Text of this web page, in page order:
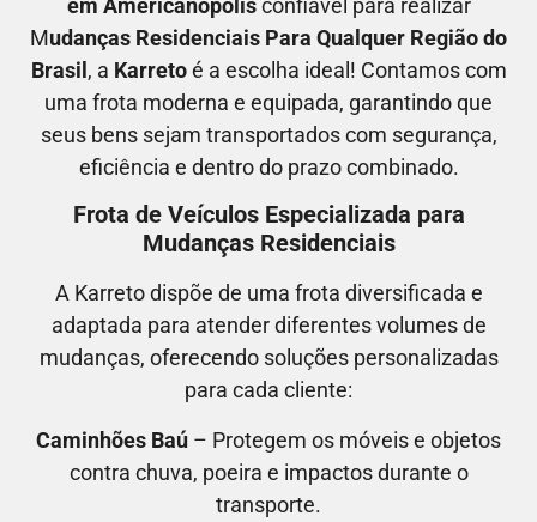
em Americanópolisconfiável para realizar
Mudanças Residenciais Para Qualquer Região do
Brasil , a Karretoé a escolha ideal! Contamos com
uma frota moderna e equipada, garantindo que
seus bens sejam transportados com segurança,
eficiência e dentro do prazo combinado.
Frota de Veículos Especializada para
Mudanças Residenciais
A Karreto dispõe de uma frota diversificada e
adaptada para atender diferentes volumes de
mudanças, oferecendo soluções personalizadas
para cada cliente:
Caminhões Baú – Protegem os móveis e objetos
contra chuva, poeira e impactos durante o
transporte.